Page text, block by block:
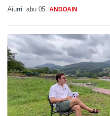
Aiurri abu 05 ANDOAIN